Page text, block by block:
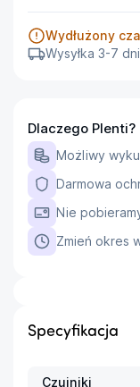
Wydłużony
Wysyłka 3-7
Dlaczego Plenti?
Możliwy
Darmowa
Nie
Zmień okres
Specyfikacja
Czujniki